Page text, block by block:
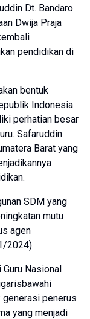
Dt. Bandaro
Dwija Praja
pendidikan di
bentuk
Indonesia
perhatian besar
Safaruddin
Barat yang
SDM yang
mutu
agen
2024).
Nasional
generasi penerus
yang menjadi